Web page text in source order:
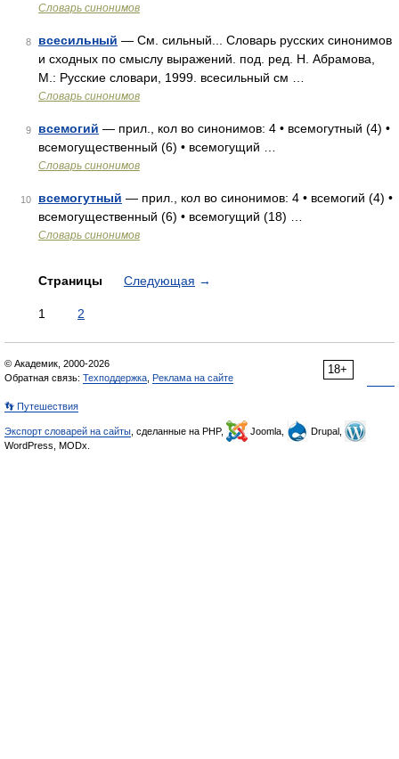
Словарь синонимов
8 всесильный — См. сильный... Словарь русских синонимов
и сходных по смыслу выражений. под. ред. Н. Абрамова,
М.: Русские словари, 1999. всесильный см …
Словарь синонимов
9 всемогий — прил., кол во синонимов: 4 • всемогутный (4) •
всемогущественный (6) • всемогущий …
Словарь синонимов
10 всемогутный — прил., кол во синонимов: 4 • всемогий (4) •
всемогущественный (6) • всемогущий (18) …
Словарь синонимов
Страницы Следующая →
1 2
18+
© Академик, 2000-2026
Обратная связь: Техподдержка Реклама на сайте
👣 Путешествия
Экспорт словарей на сайты , сделанные на PHP, Joomla,
Drupal,
WordPress, MODx.